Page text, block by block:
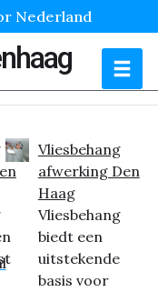
Nederland
Vliesbehang
afwerking Den
Haag
Vliesbehang
biedt een
uitstekende
basis voor